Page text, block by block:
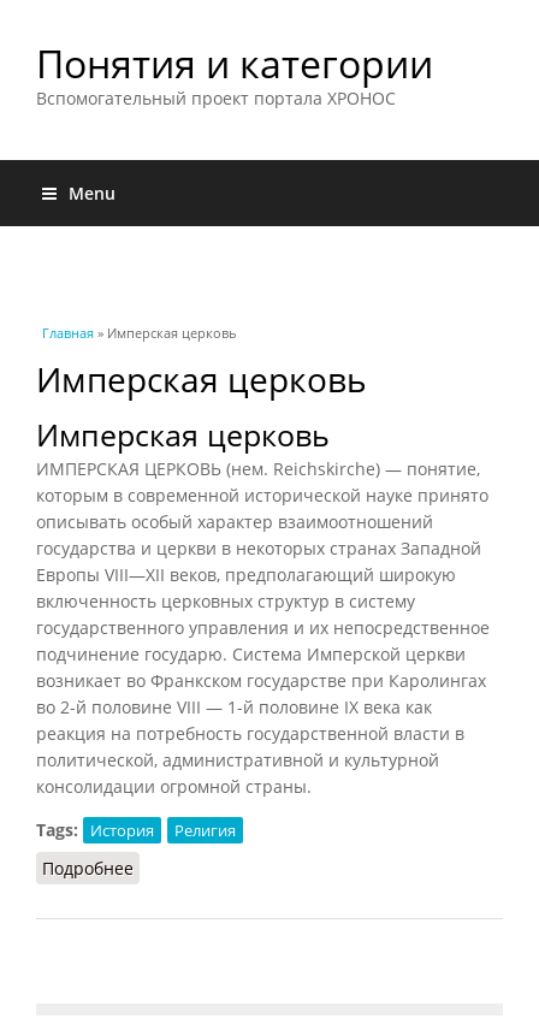
Понятия и категории
Вспомогательный проект портала ХРОНОС
Menu
Вы здесь
Главная » Имперская церковь
Имперская церковь
Имперская церковь
ИМПЕРСКАЯ ЦЕРКОВЬ (нем. Reichskirche) — понятие,
которым в современной исторической науке принято
описывать особый характер взаимоотношений
государства и церкви в некоторых странах Западной
Европы VIII—XII веков, предполагающий широкую
включенность церковных структур в систему
государственного управления и их непосредственное
подчинение государю. Система Имперской церкви
возникает во Франкском государстве при Каролингах
во 2-й половине VIII — 1-й половине IX века как
реакция на потребность государственной власти в
политической, административной и культурной
консолидации огромной страны.
Tags:
История Религия
Подробнее